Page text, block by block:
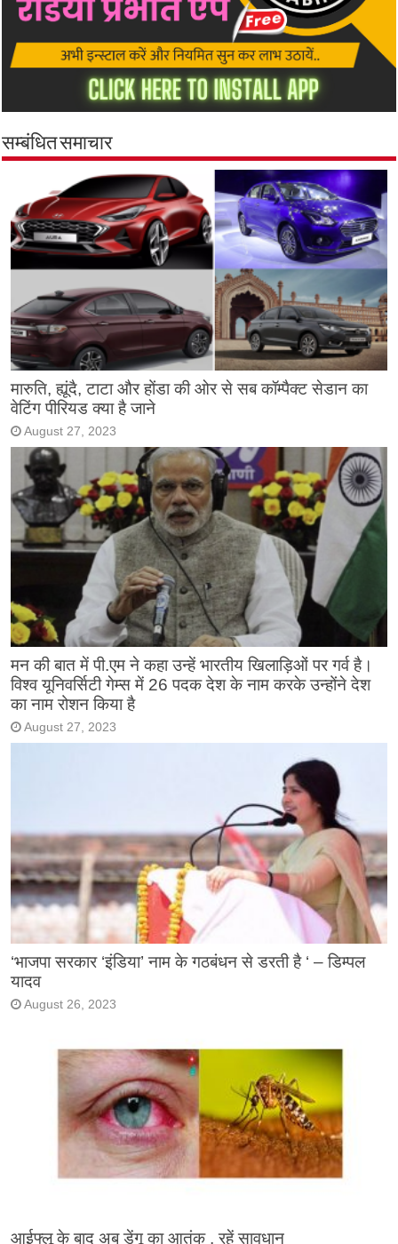
सम्बंधित समाचार
मारुति, ह्यूंदै, टाटा और होंडा की ओर से सब कॉम्पैक्ट सेडान का
वेटिंग पीरियड क्या है जाने
August 27, 2023
मन की बात में पी.एम ने कहा उन्हें भारतीय खिलाड़िओं पर गर्व है।
विश्व यूनिवर्सिटी गेम्स में 26 पदक देश के नाम करके उन्होंने देश
का नाम रोशन किया है
August 27, 2023
‘भाजपा सरकार ‘इंडिया’ नाम के गठबंधन से डरती है ‘ – डिम्पल
यादव
August 26, 2023
आईफ्लू के बाद अब डेंगू का आतंक , रहें सावधान